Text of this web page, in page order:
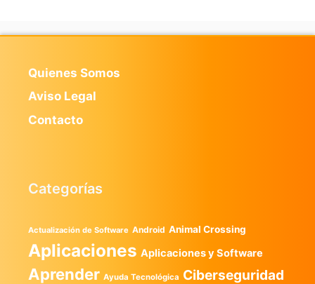
Quienes Somos
Aviso Legal
Contacto
Categorías
Actualización de Software Android Animal Crossing
Aplicaciones Aplicaciones y Software
Aprender Ayuda Tecnológica Ciberseguridad